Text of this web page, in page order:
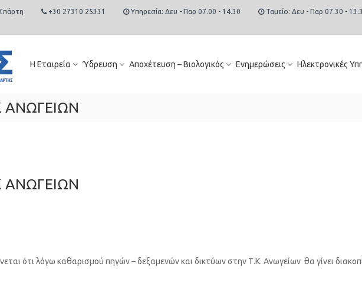
+30 27310 25331 Υπηρεσία: Δευ - Παρ 07.00 - 14.30 Ταμείο: Δευ - Παρ 07.30 -
Η Εταιρεία Ύδρευση Αποχέτευση – Βιολογικός Ενημερώσεις Ηλεκτρονικές
ΑΝΩΓΕΙΩΝ
ΑΝΩΓΕΙΩΝ
ότι λόγω καθαρισμού πηγών – δεξαμενών και δικτύων στην Τ.Κ. Ανωγείων θα γίνει